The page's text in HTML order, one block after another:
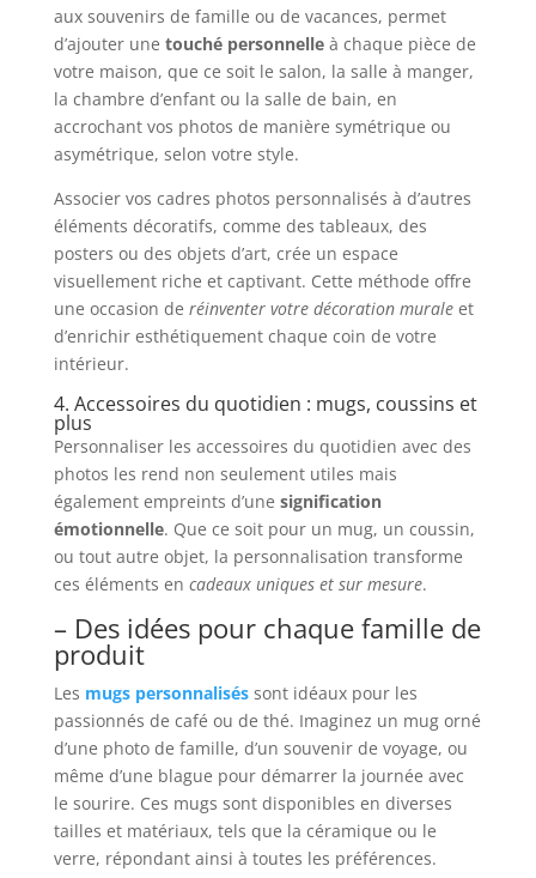
aux souvenirs de famille ou de vacances, permet
d’ajouter une touché personnelleà chaque pièce de
votre maison, que ce soit le salon, la salle à manger,
la chambre d’enfant ou la salle de bain, en
accrochant vos photos de manière symétrique ou
asymétrique, selon votre style.
Associer vos cadres photos personnalisés à d’autres
éléments décoratifs, comme des tableaux, des
posters ou des objets d’art, crée un espace
visuellement riche et captivant. Cette méthode offre
une occasion de réinventer votre décoration muraleet
d’enrichir esthétiquement chaque coin de votre
intérieur.
4. Accessoires du quotidien : mugs, coussins et
plus
Personnaliser les accessoires du quotidien avec des
photos les rend non seulement utiles mais
également empreints d’une signification
émotionnelle. Que ce soit pour un mug, un coussin,
ou tout autre objet, la personnalisation transforme
ces éléments en cadeaux uniques et sur mesure.
– Des idées pour chaque famille de
produit
Les mugs personnaliséssont idéaux pour les
passionnés de café ou de thé. Imaginez un mug orné
d’une photo de famille, d’un souvenir de voyage, ou
même d’une blague pour démarrer la journée avec
le sourire. Ces mugs sont disponibles en diverses
tailles et matériaux, tels que la céramique ou le
verre, répondant ainsi à toutes les préférences.